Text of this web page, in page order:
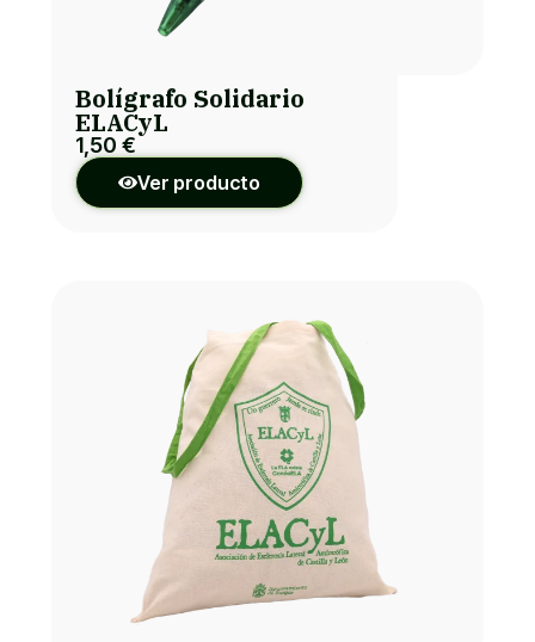
Bolígrafo Solidario
ELACyL
1,50 €
Ver producto